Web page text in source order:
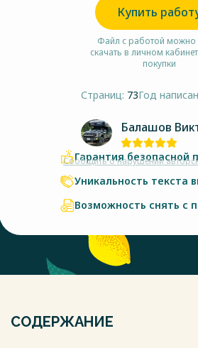
Купить
Файл с работой можно
скачать в личном
покупки
Страниц: 73Год
Балашов
Сообщить о нарушении
Гарантия безопасной
Уникальность текста
Возможность снять с
СОДЕРЖАНИЕ